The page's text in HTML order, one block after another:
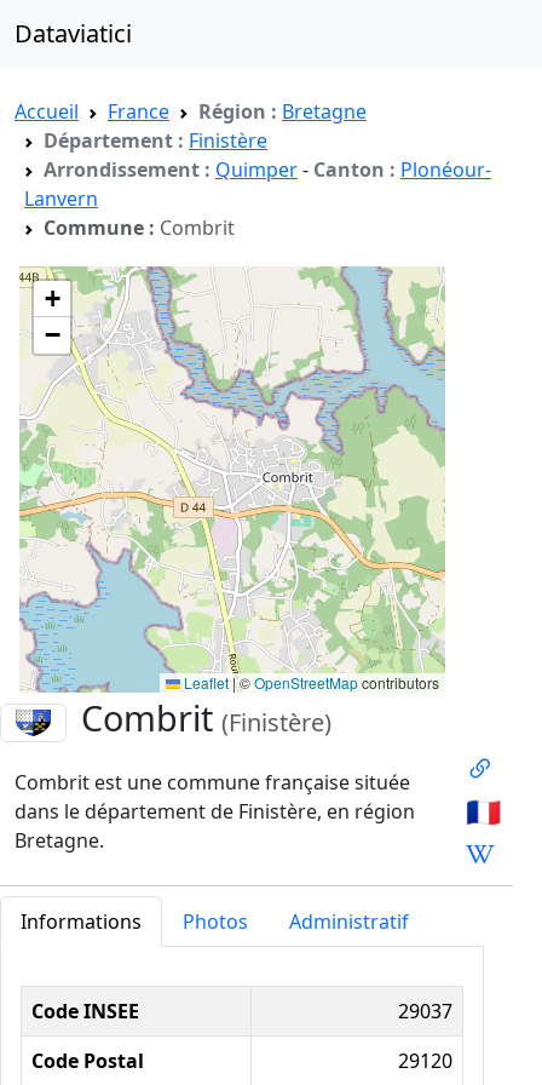
Dataviatici
Accueil France Région : Bretagne
Département : Finistère
Arrondissement : Quimper- Canton : Plonéour-
Lanvern
Commune : Combrit
+
−
Leaflet |©OpenStreetMapcontributors
Combrit(Finistère)
Combrit est une commune française située
dans le département de Finistère, en région
Bretagne.
🇫🇷
Informations Photos Administratif
Informations administratives
Code INSEE
29037
Code Postal
29120